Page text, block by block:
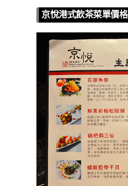
京悅港式飲茶菜單價格